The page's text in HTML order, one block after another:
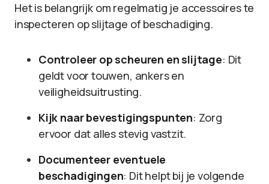
Het is belangrijk om regelmatig je accessoires te
inspecteren op slijtage of beschadiging.
Controleer op scheuren en slijtage: Dit
geldt voor touwen, ankers en
veiligheidsuitrusting.
Kijk naar bevestigingspunten: Zorg
ervoor dat alles stevig vastzit.
Documenteer eventuele
beschadigingen: Dit helpt bij je volgende